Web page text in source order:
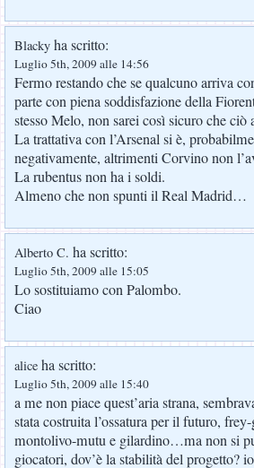
Blacky ha scritto:
Luglio 5th, 2009 alle 14:56
Fermo restando che se qualcuno arriva
parte con piena soddisfazione della
stesso Melo, non sarei così sicuro che ciò
La trattativa con l’Arsenal si è,
negativamente, altrimenti Corvino non
La rubentus non ha i soldi.
Almeno che non spunti il Real Madrid…
Alberto C. ha scritto:
Luglio 5th, 2009 alle 15:05
Lo sostituiamo con Palombo.
Ciao
alice ha scritto:
Luglio 5th, 2009 alle 15:40
a me non piace quest’aria strana,
stata costruita l’ossatura per il futuro,
montolivo-mutu e gilardino…ma non si
giocatori, dov’è la stabilità del progetto?